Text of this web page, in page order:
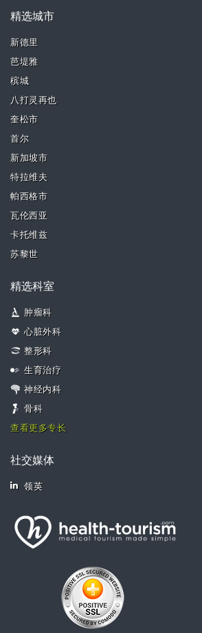
精选城市
新德里
芭堤雅
槟城
八打灵再也
奎松市
首尔
新加坡市
特拉维夫
帕西格市
瓦伦西亚
卡托维兹
苏黎世
精选科室
肿瘤科
心脏外科
整形科
生育治疗
神经内科
骨科
查看更多专长
社交媒体
领英